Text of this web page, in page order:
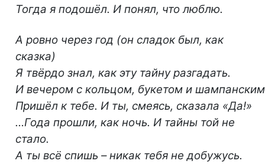
Тогда я подошёл. И понял, что люблю.
А ровно через год (он сладок был, как
сказка)
Я твёрдо знал, как эту тайну разгадать.
И вечером с кольцом, букетом и шампанским
Пришёл к тебе. И ты, смеясь, сказала «Да!»
…Года прошли, как ночь. И тайны той не
стало.
А ты всё спишь – никак тебя не добужусь.